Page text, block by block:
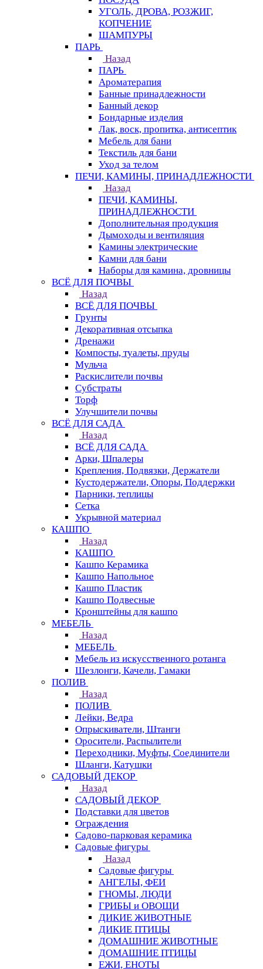
УГОЛЬ, ДРОВА, РОЗЖИГ,
КОПЧЕНИЕ
ШАМПУРЫ
ПАРЬ
Назад
ПАРЬ
Ароматерапия
Банные принадлежности
Банный декор
Бондарные изделия
Лак, воск, пропитка, антисептик
Мебель для бани
Текстиль для бани
Уход за телом
ПЕЧИ, КАМИНЫ, ПРИНАДЛЕЖНОСТИ
Назад
ПЕЧИ, КАМИНЫ,
ПРИНАДЛЕЖНОСТИ
Дополнительная продукция
Дымоходы и вентиляция
Камины электрические
Камни для бани
Наборы для камина, дровницы
ВСЁ ДЛЯ ПОЧВЫ
Назад
ВСЁ ДЛЯ ПОЧВЫ
Грунты
Декоративная отсыпка
Дренажи
Компосты, туалеты, пруды
Мульча
Раскислители почвы
Субстраты
Торф
Улучшители почвы
ВСЁ ДЛЯ САДА
Назад
ВСЁ ДЛЯ САДА
Арки, Шпалеры
Крепления, Подвязки, Держатели
Кустодержатели, Опоры, Поддержки
Парники, теплицы
Сетка
Укрывной материал
КАШПО
Назад
КАШПО
Кашпо Керамика
Кашпо Напольное
Кашпо Пластик
Кашпо Подвесные
Кронштейны для кашпо
МЕБЕЛЬ
Назад
МЕБЕЛЬ
Мебель из искусственного ротанга
Шезлонги, Качели, Гамаки
ПОЛИВ
Назад
ПОЛИВ
Лейки, Ведра
Опрыскиватели, Штанги
Оросители, Распылители
Переходники, Муфты, Соединители
Шланги, Катушки
САДОВЫЙ ДЕКОР
Назад
САДОВЫЙ ДЕКОР
Подставки для цветов
Ограждения
Садово-парковая керамика
Садовые фигуры
Назад
Садовые фигуры
АНГЕЛЫ, ФЕИ
ГНОМЫ, ЛЮДИ
ГРИБЫ и ОВОЩИ
ДИКИЕ ЖИВОТНЫЕ
ДИКИЕ ПТИЦЫ
ДОМАШНИЕ ЖИВОТНЫЕ
ДОМАШНИЕ ПТИЦЫ
ЕЖИ, ЕНОТЫ